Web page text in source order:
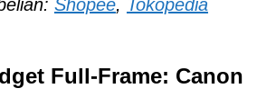
Shopee, Tokopedia
Full-Frame: Canon